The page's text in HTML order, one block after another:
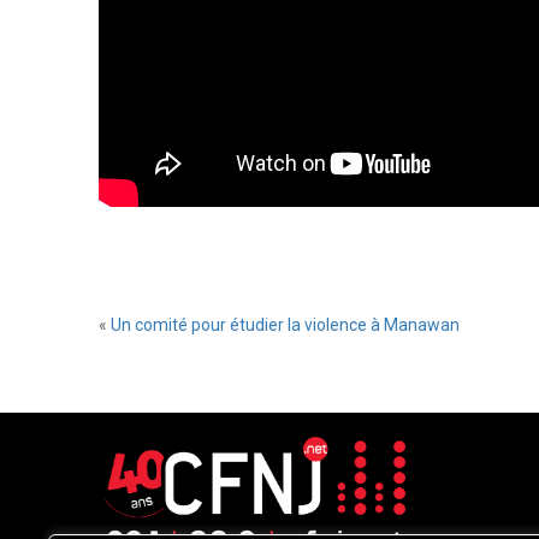
« Un comité pour étudier la violence à Manawan